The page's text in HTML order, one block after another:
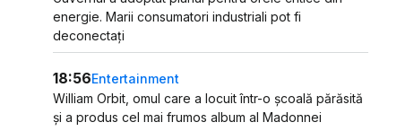
energie. Marii consumatori industriali pot fi
deconectați
18:56Entertainment
William Orbit, omul care a locuit într-o școală părăsită
și a produs cel mai frumos album al Madonnei